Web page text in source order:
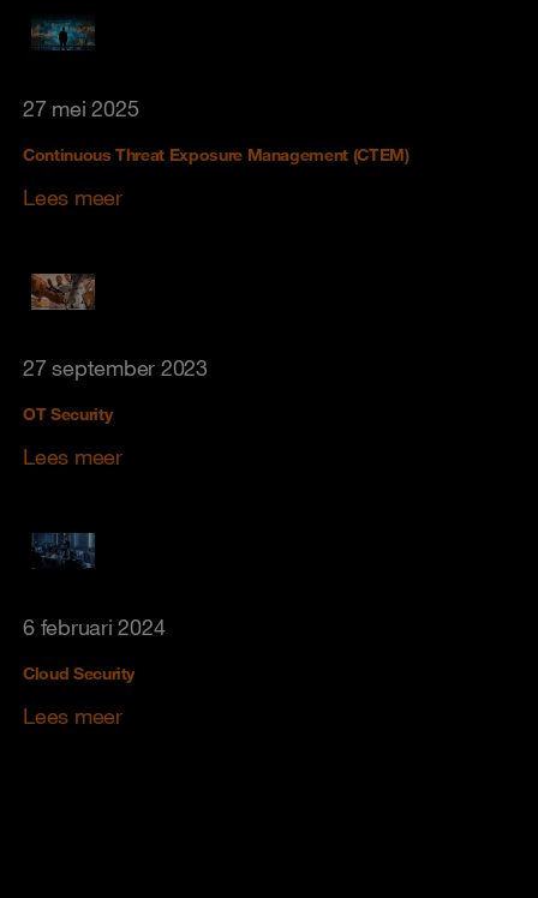
27 mei 2025
Continuous Threat Exposure Management (CTEM)
Lees meer
27 september 2023
OT Security
Lees meer
6 februari 2024
Cloud Security
Lees meer